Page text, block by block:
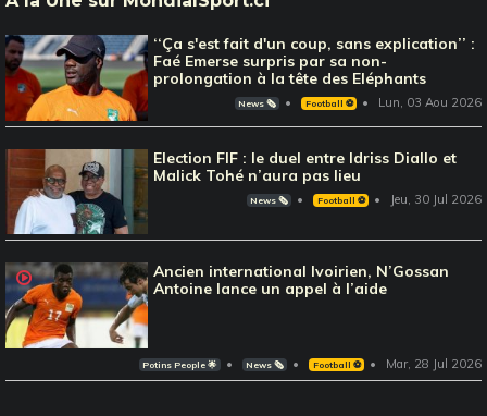
‘‘Ça s'est fait d'un coup, sans explication’’ :
Faé Emerse surpris par sa non-
prolongation à la tête des Eléphants
News 🗞️ Football ⚽️ Lun, 03 Aou 2026
Election FIF : le duel entre Idriss Diallo et
Malick Tohé n’aura pas lieu
News 🗞️ Football ⚽️ Jeu, 30 Jul 2026
Ancien international Ivoirien, N’Gossan
Antoine lance un appel à l’aide
Potins People 🌟 News 🗞️ Football ⚽️ Mar, 28 Jul 2026